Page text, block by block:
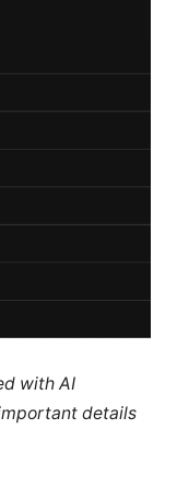
with AI
details